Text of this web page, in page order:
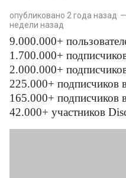
опубликовано 2 года назад —
недели назад
9.000.000+
1.700.000+
2.000.000+
225.000+ подписчиков
165.000+ подписчиков
42.000+ участников